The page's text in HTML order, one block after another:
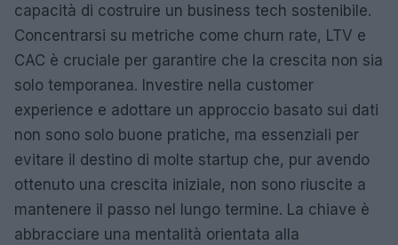
capacità di costruire un business tech sostenibile.
Concentrarsi su metriche come churn rate, LTV e
CAC è cruciale per garantire che la crescita non sia
solo temporanea. Investire nella customer
experience e adottare un approccio basato sui dati
non sono solo buone pratiche, ma essenziali per
evitare il destino di molte startup che, pur avendo
ottenuto una crescita iniziale, non sono riuscite a
mantenere il passo nel lungo termine. La chiave è
abbracciare una mentalità orientata alla